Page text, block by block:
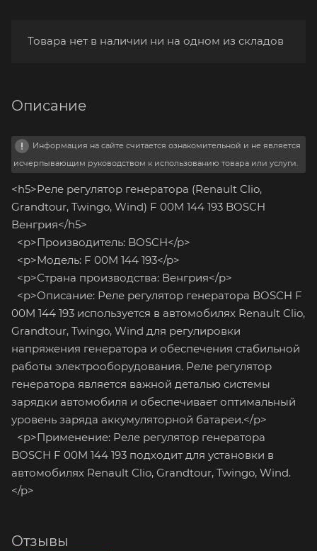
Товара нет в наличии ни на одном из складов
Описание
Информация на сайте считается ознакомительной и не является
исчерпывающим руководством к использованию товара или услуги.
<h5>Реле регулятор генератора (Renault Clio,
Grandtour, Twingo, Wind) F 00M 144 193 BOSCH
Венгрия</h5>
<p>Производитель: BOSCH</p>
<p>Модель: F 00M 144 193</p>
<p>Страна производства: Венгрия</p>
<p>Описание: Реле регулятор генератора BOSCH F
00M 144 193 используется в автомобилях Renault Clio,
Grandtour, Twingo, Wind для регулировки
напряжения генератора и обеспечения стабильной
работы электрооборудования. Реле регулятор
генератора является важной деталью системы
зарядки автомобиля и обеспечивает оптимальный
уровень заряда аккумуляторной батареи.</p>
<p>Применение: Реле регулятор генератора
BOSCH F 00M 144 193 подходит для установки в
автомобилях Renault Clio, Grandtour, Twingo, Wind.
</p>
Отзывы